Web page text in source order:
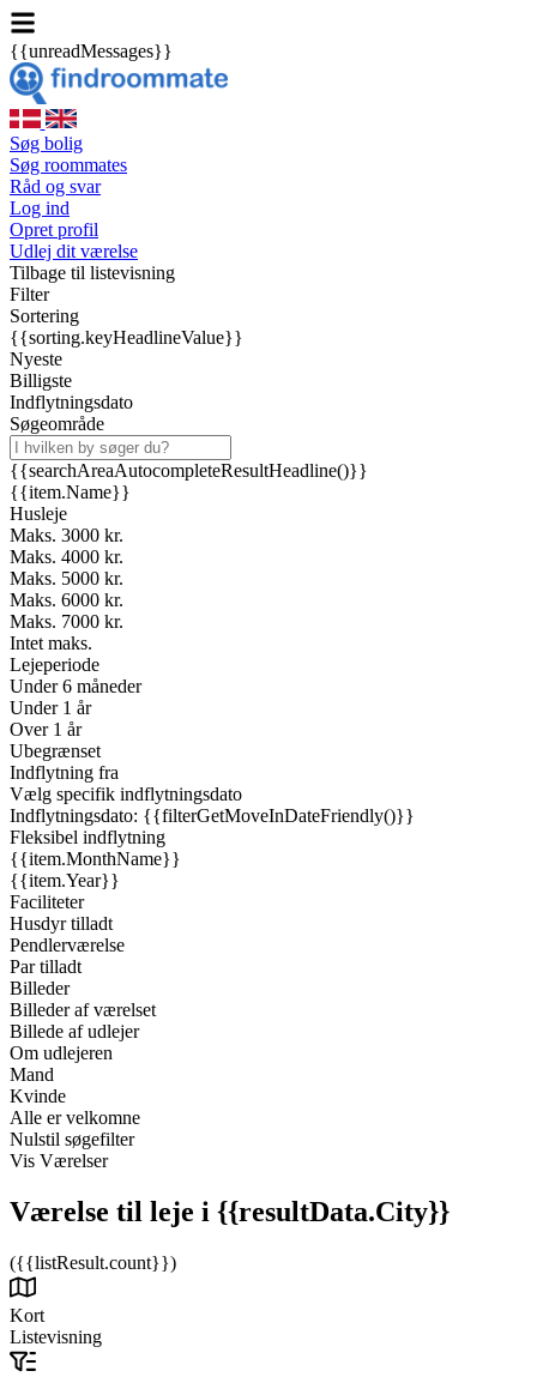
{{unreadMessages}}
Søg bolig
Søg roommates
Råd og svar
Log ind
Opret profil
Udlej dit værelse
Tilbage til listevisning
Filter
Sortering
{{sorting.keyHeadlineValue}}
Nyeste
Billigste
Indflytningsdato
Søgeområde
{{searchAreaAutocompleteResultHeadline()}}
{{item.Name}}
Husleje
Maks. 3000 kr.
Maks. 4000 kr.
Maks. 5000 kr.
Maks. 6000 kr.
Maks. 7000 kr.
Intet maks.
Lejeperiode
Under 6 måneder
Under 1 år
Over 1 år
Ubegrænset
Indflytning fra
Vælg specifik indflytningsdato
Indflytningsdato: {{filterGetMoveInDateFriendly()}}
Fleksibel indflytning
{{item.MonthName}}
{{item.Year}}
Faciliteter
Husdyr tilladt
Pendlerværelse
Par tilladt
Billeder
Billeder af værelset
Billede af udlejer
Om udlejeren
Mand
Kvinde
Alle er velkomne
Nulstil søgefilter
Vis Værelser
Værelse til leje i {{resultData.City}}
({{listResult.count}})
Kort
Listevisning